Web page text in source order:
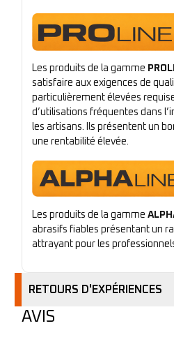
Les produits de la gamme
satisfaire aux exigences de
particulièrement élevées
d’utilisations fréquentes dans
les artisans. Ils présentent un
une rentabilité élevée.
Les produits de la gamme
abrasifs fiables présentant un
attrayant pour les
RETOURS D'EXPÉRIENCES
AVIS